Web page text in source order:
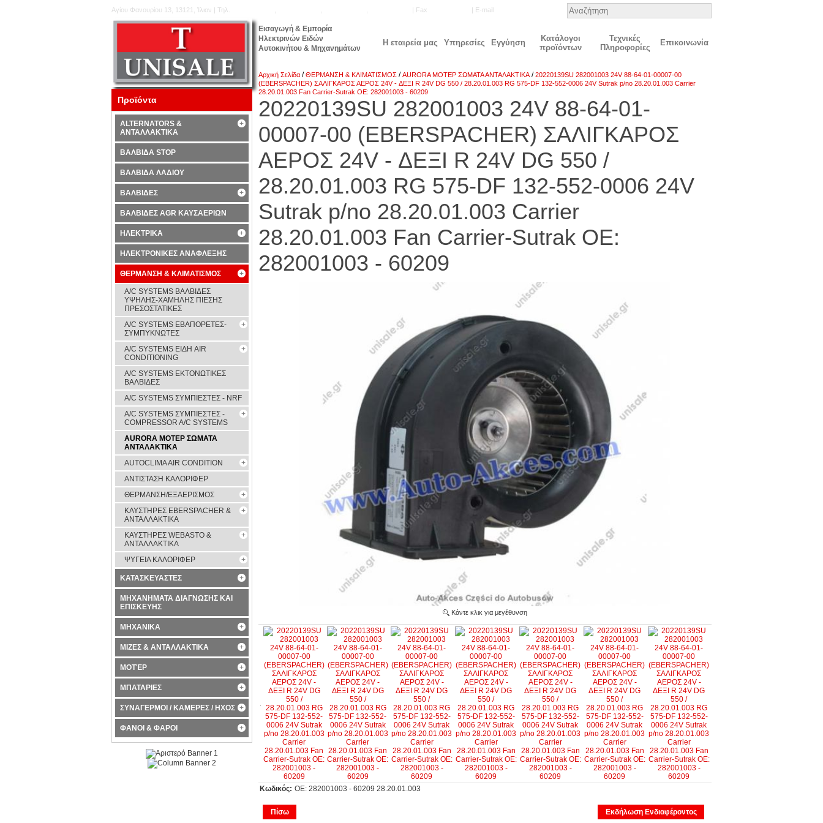
Εισαγωγή & Εμπορία
Ηλεκτρινών Ειδών
Αυτοκινήτου & Μηχανημάτων
Αγίου Φανουρίου 13, 13121, Ίλιον | Τηλ. | Fax | E-mail
Η εταιρεία μας Υπηρεσίες Εγγύηση
Κατάλογοι
προϊόντων
Τεχνικές
Πληροφορίες
Επικοινωνία
Αρχική Σελίδα /ΘΕΡΜΑΝΣΗ & ΚΛΙΜΑΤΙΣΜΟΣ /AURORA ΜΟΤΕΡ ΣΩΜΑΤΑ ΑΝΤΑΛΑΚΤΙΚΑ/20220139SU 282001003 24V 88-64-01-00007-00
(EBERSPACHER) ΣΑΛΙΓΚΑΡΟΣ ΑΕΡΟΣ 24V - ΔΕΞΙ R 24V DG 550 / 28.20.01.003 RG 575-DF 132-552-0006 24V Sutrak p/no 28.20.01.003 Carrier
28.20.01.003 Fan Carrier-Sutrak OE: 282001003 - 60209
20220139SU 282001003 24V 88-64-01-
00007-00 (EBERSPACHER) ΣΑΛΙΓΚΑΡΟΣ
ΑΕΡΟΣ 24V - ΔΕΞΙ R 24V DG 550 /
28.20.01.003 RG 575-DF 132-552-0006 24V
Sutrak p/no 28.20.01.003 Carrier
28.20.01.003 Fan Carrier-Sutrak OE:
282001003 - 60209
Κάντε κλικ για μεγέθυνση
Κωδικός: OE: 282001003 - 60209 28.20.01.003
Πίσω Εκδήλωση Ενδιαφέροντος
Προϊόντα
ALTERNATORS &
ΑΝΤΑΛΛΑΚΤΙΚΑ
ΒΑΛΒΙΔΑ STOP
ΒΑΛΒΙΔΑ ΛΑΔΙΟΥ
ΒΑΛΒΙΔΕΣ
ΒΑΛΒΙΔΕΣ AGR ΚΑΥΣΑΕΡΙΩΝ
ΗΛΕΚΤΡΙΚΑ
ΗΛΕΚΤΡΟΝΙΚΕΣ ΑΝΑΦΛΕΞΗΣ
ΘΕΡΜΑΝΣΗ & ΚΛΙΜΑΤΙΣΜΟΣ
A/C SYSTEMS ΒΑΛΒΙΔΕΣ
ΥΨΗΛΗΣ-ΧΑΜΗΛΗΣ ΠΙΕΣΗΣ
ΠΡΕΣΟΣΤΑΤΙΚΕΣ
A/C SYSTEMS ΕΒΑΠΟΡΕΤΕΣ-
ΣΥΜΠYΚΝΩΤΕΣ
A/C SYSTEMS ΕΙΔΗ AIR
CONDITIONING
A/C SYSTEMS ΕΚΤΟΝΩΤΙΚΕΣ
ΒΑΛΒΙΔΕΣ
A/C SYSTEMS ΣΥΜΠΙΕΣΤΕΣ - NRF
A/C SYSTEMS ΣΥΜΠΙΕΣΤΕΣ -
COMPRESSOR A/C SYSTEMS
AURORA ΜΟΤΕΡ ΣΩΜΑΤΑ
ΑΝΤΑΛΑΚΤΙΚΑ
AUTOCLIMA AIR CONDITION
ΑΝΤΙΣΤΑΣΗ ΚΑΛΟΡΙΦΕΡ
ΘΕΡΜΑΝΣΗ/ΕΞΑΕΡΙΣΜΟΣ
ΚΑΥΣΤΗΡΕΣ EBERSPACHER &
ΑΝΤΑΛΛΑΚΤΙΚΑ
ΚΑΥΣΤΗΡΕΣ WEBASTO &
ΑΝΤΑΛΛΑΚΤΙΚΑ
ΨΥΓΕΙΑ ΚΑΛΟΡΙΦΕΡ
ΚΑΤΑΣΚΕΥΑΣΤΕΣ
ΜΗΧΑΝΗΜΑΤΑ ΔΙΑΓΝΩΣΗΣ ΚΑΙ
ΕΠΙΣΚΕΥΗΣ
ΜΗΧΑΝΙΚΑ
ΜΙΖΕΣ & ΑΝΤΑΛΛΑΚΤΙΚΑ
ΜΟΤΈΡ
ΜΠΑΤΑΡΙΕΣ
ΣΥΝΑΓΕΡΜΟΙ / ΚΑΜΕΡΕΣ / ΗΧΟΣ
ΦΑΝΟΙ & ΦΑΡΟΙ